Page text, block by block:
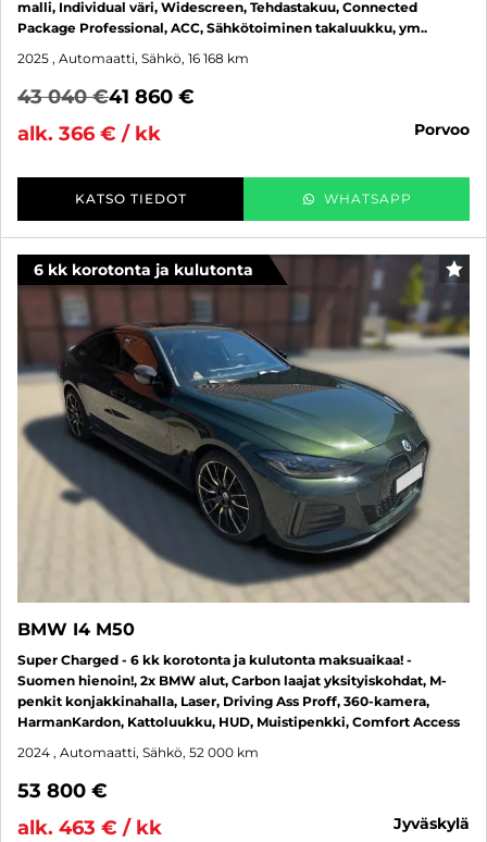
malli, Individual väri, Widescreen, Tehdastakuu, Connected
Package Professional, ACC, Sähkötoiminen takaluukku, ym..
2025 , Automaatti, Sähkö, 16 168 km
43 040 €41 860 €
alk. 366 € / kk
porvoo
KATSO TIEDOT WHATSAPP
6 kk korotonta ja kulutonta
BMW I4 M50
Super Charged - 6 kk korotonta ja kulutonta maksuaikaa! -
Suomen hienoin!, 2x BMW alut, Carbon laajat yksityiskohdat, M-
penkit konjakkinahalla, Laser, Driving Ass Proff, 360-kamera,
HarmanKardon, Kattoluukku, HUD, Muistipenkki, Comfort Access
2024 , Automaatti, Sähkö, 52 000 km
53 800 €
alk. 463 € / kk
jyväskylä